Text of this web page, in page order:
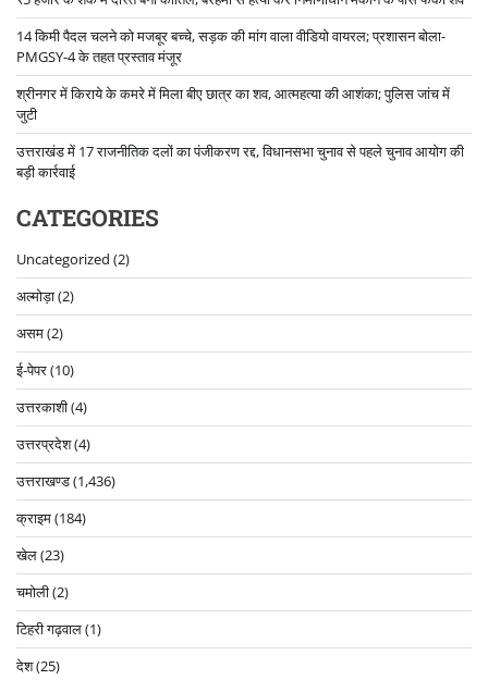
14 किमी पैदल चलने को मजबूर बच्चे, सड़क की मांग वाला वीडियो वायरल; प्रशासन बोला-
PMGSY-4 के तहत प्रस्ताव मंजूर
श्रीनगर में किराये के कमरे में मिला बीए छात्र का शव, आत्महत्या की आशंका; पुलिस जांच में
जुटी
उत्तराखंड में 17 राजनीतिक दलों का पंजीकरण रद्द, विधानसभा चुनाव से पहले चुनाव आयोग की
बड़ी कार्रवाई
CATEGORIES
Uncategorized (2)
अल्मोड़ा(2)
असम(2)
ई-पेपर(10)
उत्तरकाशी(4)
उत्तरप्रदेश(4)
उत्तराखण्ड(1,436)
क्राइम(184)
खेल(23)
चमोली(2)
टिहरी गढ़वाल(1)
देश(25)